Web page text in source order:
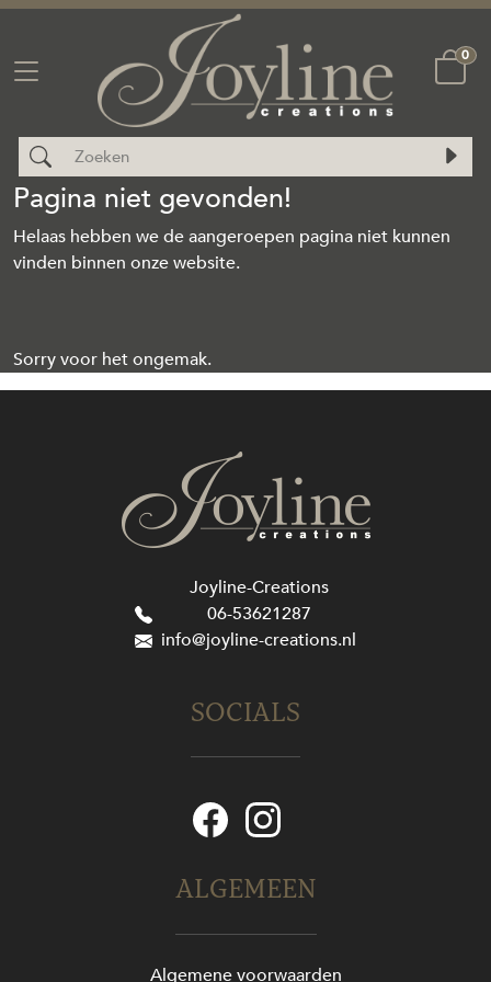
0
Pagina niet gevonden!
Helaas hebben we de aangeroepen pagina niet kunnen
vinden binnen onze website.
Sorry voor het ongemak.
Joyline-Creations
06-53621287
info@joyline-creations.nl
ALGEMEEN
Algemene voorwaarden
SOCIALS